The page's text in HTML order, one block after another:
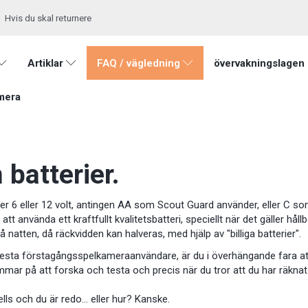
Hvis du skal returnere
Artiklar FAQ / vägledning övervakningslagen
batterier.
6 eller 12 volt, antingen AA som Scout Guard använder, eller C
att använda ett kraftfullt kvalitetsbatteri, speciellt när det gäller
natten, då räckvidden kan halveras, med hjälp av "billiga batterier".
förstagångsspelkameraanvändare, är du i överhängande fara
på att forska och testa och precis när du tror att du har
och du är redo... eller hur? Kanske.